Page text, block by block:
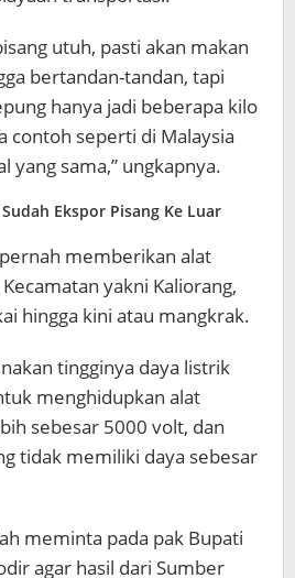
utuh, pasti akan makan
bertandan-tandan, tapi
hanya jadi beberapa kilo
contoh seperti di Malaysia
yang sama,” ungkapnya.
Ekspor Pisang Ke Luar
memberikan alat
yakni Kaliorang,
hingga kini atau mangkrak.
tingginya daya listrik
menghidupkan alat
sebesar 5000 volt, dan
tidak memiliki daya sebesar
meminta pada pak Bupati
agar hasil dari Sumber